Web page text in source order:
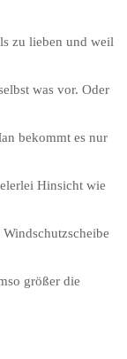
zu lieben und weil
was vor. Oder
bekommt es nur
Hinsicht wie
größer die